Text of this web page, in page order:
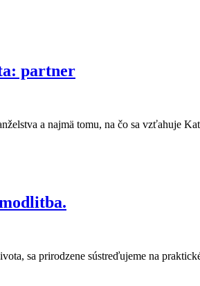
partner
a najmä tomu, na čo sa vzťahuje
sa prirodzene sústreďujeme na